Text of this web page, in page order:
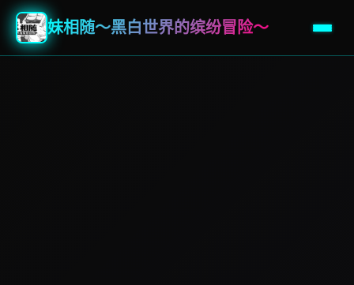
妹相随～黑白世界的缤纷冒险～